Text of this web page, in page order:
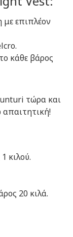
με επιπλέον
κάθε βάρος
τώρα και
κιλού.
20 κιλά.